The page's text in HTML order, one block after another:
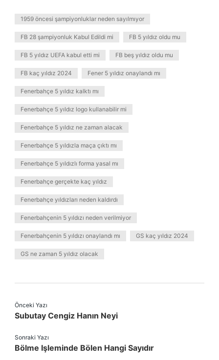
1959 öncesi şampiyonluklar neden sayılmıyor
FB 28 şampiyonluk Kabul Edildi mi FB 5 yıldız oldu mu
FB 5 yıldız UEFA kabul etti mi FB beş yıldız oldu mu
FB kaç yıldız 2024 Fener 5 yıldız onaylandı mı
Fenerbahçe 5 yıldız kalktı mı
Fenerbahçe 5 yıldız logo kullanabilir mi
Fenerbahçe 5 yıldız ne zaman alacak
Fenerbahçe 5 yıldızla maça çıktı mı
Fenerbahçe 5 yıldızlı forma yasal mı
Fenerbahçe gerçekte kaç yıldız
Fenerbahçe yıldızları neden kaldırdı
Fenerbahçenin 5 yıldızı neden verilmiyor
Fenerbahçenin 5 yıldızı onaylandı mı GS kaç yıldız 2024
GS ne zaman 5 yıldız olacak
Önceki Yazı
Subutay Cengiz Hanın Neyi
Sonraki Yazı
Bölme Işleminde Bölen Hangi Sayıdır